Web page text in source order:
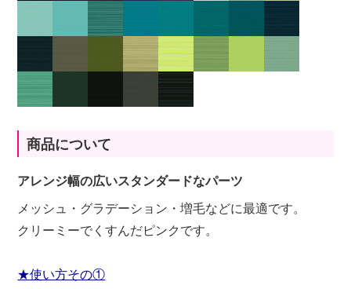
商品について
アレンジ幅の広いスタンダードなパーツ
メッシュ・グラデーション・増毛などに最適です。
クリーミーでくすんだピンクです。
★使い方その①